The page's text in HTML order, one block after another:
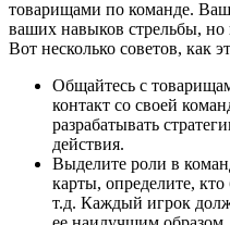
товарищами по команде. Ваш
ваших навыков стрельбы, но
Вот несколько советов, как
Общайтесь с
контакт со своей
разрабатывать
действия.
Выделите роли в
карты, определите, кто
т.д. Каждый игрок